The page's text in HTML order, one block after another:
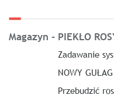
Magazyn - PIEKŁO
Zadawanie
NOWY GUŁAG
Przebudzić